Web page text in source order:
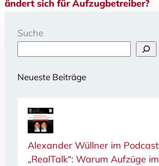
ändert sich für Aufzugbetreiber?
Suche
Neueste Beiträge
Alexander Wüllner im Podcast
„RealTalk“: Warum Aufzüge im